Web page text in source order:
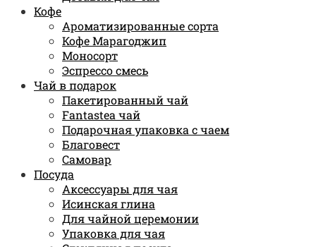
Кофе
Ароматизированные сорта
Кофе Марагоджип
Моносорт
Эспрессо смесь
Чай в подарок
Пакетированный чай
Fantastea чай
Подарочная упаковка с чаем
Благовест
Самовар
Посуда
Аксессуары для чая
Исинская глина
Для чайной церемонии
Упаковка для чая